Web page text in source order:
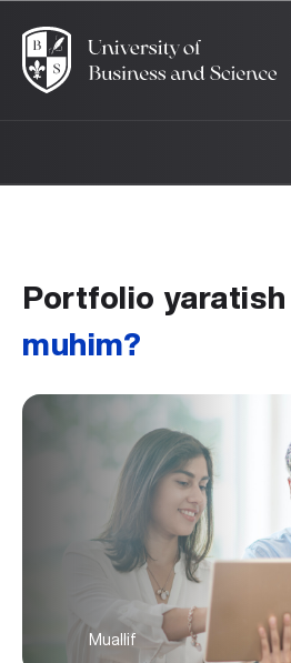
Portfolio yaratish
muhim?
Muallif